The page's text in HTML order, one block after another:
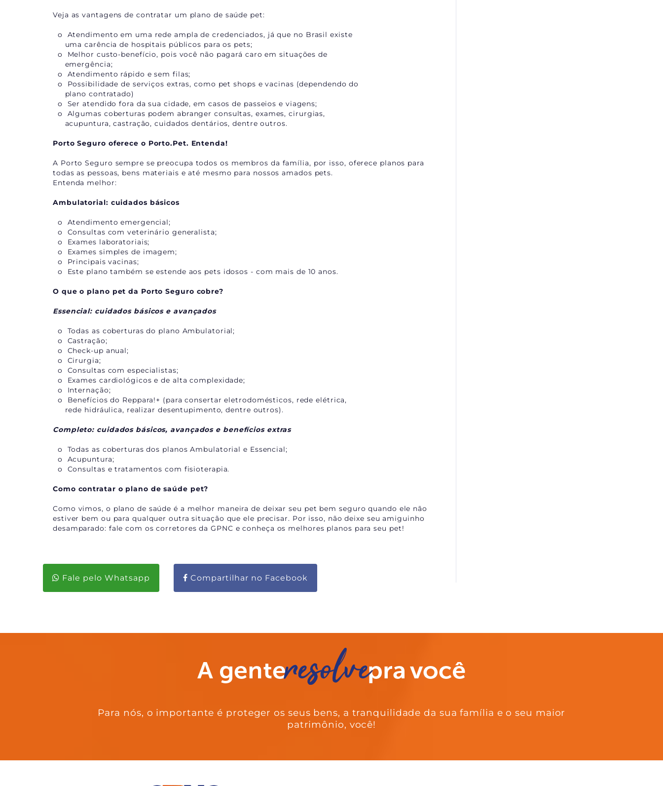
Veja as vantagens de contratar um plano de saúde pet:
o Atendimento em uma rede ampla de credenciados, já que no Brasil existe
uma carência de hospitais públicos para os pets;
o Melhor custo-benefício, pois você não pagará caro em situações de
emergência;
o Atendimento rápido e sem filas;
o Possibilidade de serviços extras, como pet shops e vacinas (dependendo do
plano contratado)
o Ser atendido fora da sua cidade, em casos de passeios e viagens;
o Algumas coberturas podem abranger consultas, exames, cirurgias,
acupuntura, castração, cuidados dentários, dentre outros.
Porto Seguro oferece o Porto.Pet. Entenda!
A Porto Seguro sempre se preocupa todos os membros da família, por isso, oferece planos para
todas as pessoas, bens materiais e até mesmo para nossos amados pets.
Entenda melhor:
Ambulatorial: cuidados básicos
o Atendimento emergencial;
o Consultas com veterinário generalista;
o Exames laboratoriais;
o Exames simples de imagem;
o Principais vacinas;
o Este plano também se estende aos pets idosos - com mais de 10 anos.
O que o plano pet da Porto Seguro cobre?
Essencial: cuidados básicos e avançados
o Todas as coberturas do plano Ambulatorial;
o Castração;
o Check-up anual;
o Cirurgia;
o Consultas com especialistas;
o Exames cardiológicos e de alta complexidade;
o Internação;
o Benefícios do Reppara!+ (para consertar eletrodomésticos, rede elétrica,
rede hidráulica, realizar desentupimento, dentre outros).
Completo: cuidados básicos, avançados e benefícios extras
o Todas as coberturas dos planos Ambulatorial e Essencial;
o Acupuntura;
o Consultas e tratamentos com fisioterapia.
Como contratar o plano de saúde pet?
Como vimos, o plano de saúde é a melhor maneira de deixar seu pet bem seguro quando ele não
estiver bem ou para qualquer outra situação que ele precisar. Por isso, não deixe seu amiguinho
desamparado: fale com os corretores da GPNC e conheça os melhores planos para seu pet!
Fale pelo Whatsapp Compartilhar no Facebook
Para nós, o importante é proteger os seus bens, a tranquilidade da sua família e o seu maior
patrimônio, você!